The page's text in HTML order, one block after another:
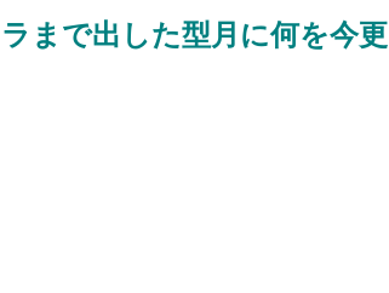
まで出した型月に何を今更